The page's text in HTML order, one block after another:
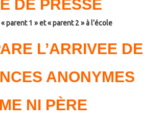
DE PRESSE
parent 1 » et « parent 2 » à l’école
L’ARRIVEE DE
ANONYMES
NI PÈRE